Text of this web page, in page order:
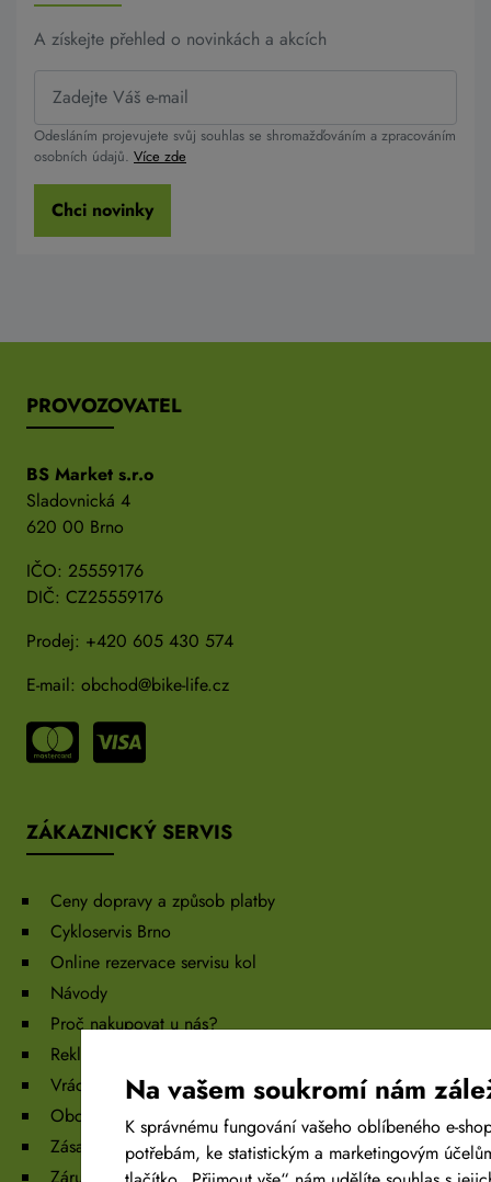
A získejte přehled o novinkách a akcích
Odesláním projevujete svůj souhlas se shromažďováním a zpracováním
osobních údajů. Více zde
Chci novinky
PROVOZOVATEL
BS Market s.r.o
Sladovnická 4
620 00 Brno
IČO: 25559176
DIČ: CZ25559176
Prodej: +420 605 430 574
E-mail: obchod@bike-life.cz
ZÁKAZNICKÝ SERVIS
Ceny dopravy a způsob platby
Cykloservis Brno
Online rezervace servisu kol
Návody
Proč nakupovat u nás?
Reklamace
Vrácení, výměna zboží
Obchodní podmínky
Zásady ochrany osobních údajů
Záruka
Na vašem soukromí nám
K správnému fungování vašeho oblíbeného e-
potřebám, ke statistickým a marketingovým